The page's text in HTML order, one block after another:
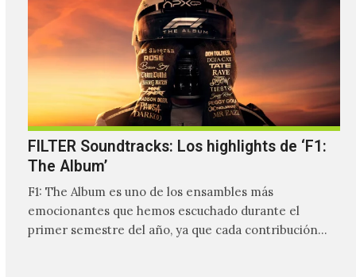
FILTER Soundtracks: Los highlights de ‘F1:
The Album’
F1: The Album es uno de los ensambles más
emocionantes que hemos escuchado durante el
primer semestre del año, ya que cada contribución